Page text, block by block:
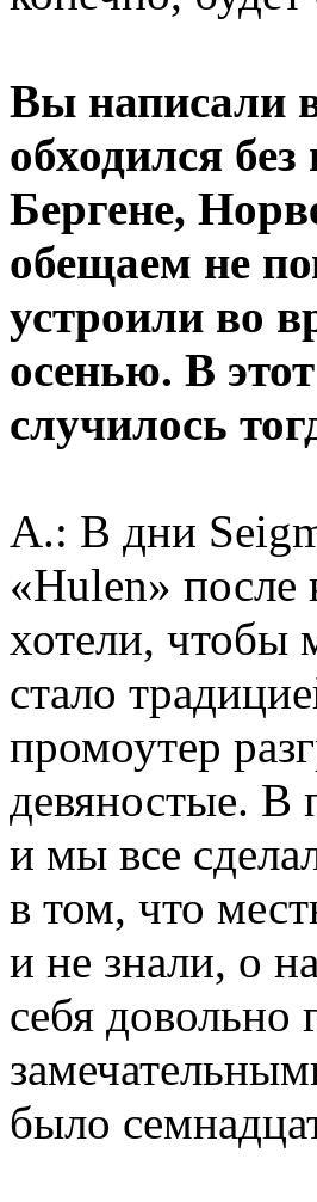
Вы написали
обходился
Бергене,
обещаем не
устроили во
осенью. В
случилось
A.: В дни
«Hulen»
хотели, чтобы
стало
промоутер
девяностые. В
и мы все
в том, что
и не знали, о
себя довольно
было